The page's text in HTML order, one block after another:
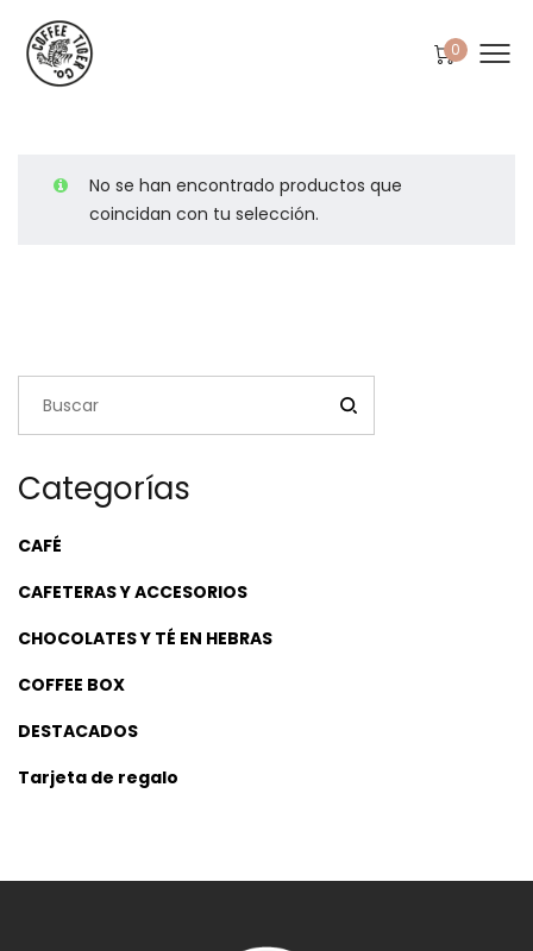
0
No se han encontrado productos que
coincidan con tu selección.
Categorías
CAFÉ
CAFETERAS Y ACCESORIOS
CHOCOLATES Y TÉ EN HEBRAS
COFFEE BOX
DESTACADOS
Tarjeta de regalo